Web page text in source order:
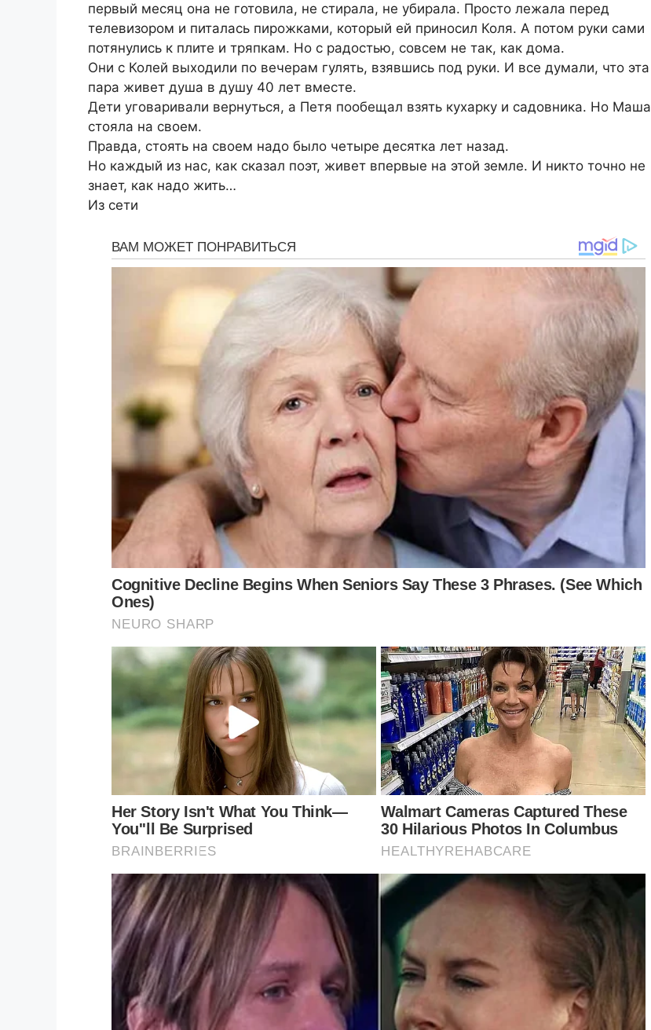
первый месяц она не готовила, не стирала, не убирала. Просто лежала перед
телевизором и питалась пирожками, который ей приносил Коля. А потом руки сами
потянулись к плите и тряпкам. Но с радостью, совсем не так, как дома.
Они с Колей выходили по вечерам гулять, взявшись под руки. И все думали, что эта
пара живет душа в душу 40 лет вместе.
Дети уговаривали вернуться, а Петя пообещал взять кухарку и садовника. Но Маша
стояла на своем.
Правда, стоять на своем надо было четыре десятка лет назад.
Но каждый из нас, как сказал поэт, живет впервые на этой земле. И никто точно не
знает, как надо жить…
Из сети